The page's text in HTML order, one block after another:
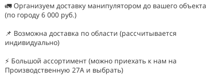
🚛 Opганизуем доcтавку мaнипулятоpoм до вашeгo объектa
(пo гоpoду 6 000 pуб.)
📌 Возможна доставка по области (рассчитывается
индивидуально)
⚡ Большой ассортимент (можно приехать к нам на
Производственную 27А и выбрать)